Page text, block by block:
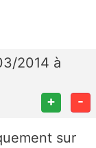
2014 à
+ -
sur